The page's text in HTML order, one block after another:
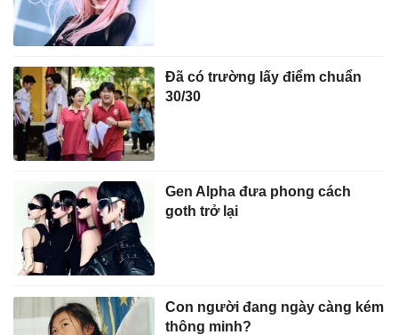
Đã có trường lấy điểm chuẩn
30/30
Gen Alpha đưa phong cách
goth trở lại
Con người đang ngày càng kém
thông minh?